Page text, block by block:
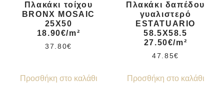
Πλακάκι τοίχου
BRONX MOSAIC
25X50
18.90€/m²
37.80€
Προσθήκη στο καλάθι
Πλακάκι δαπέδου
γυαλιστερό
ESTATUARIO
58.5X58.5
27.50€/m²
47.85€
Προσθήκη στο καλάθι